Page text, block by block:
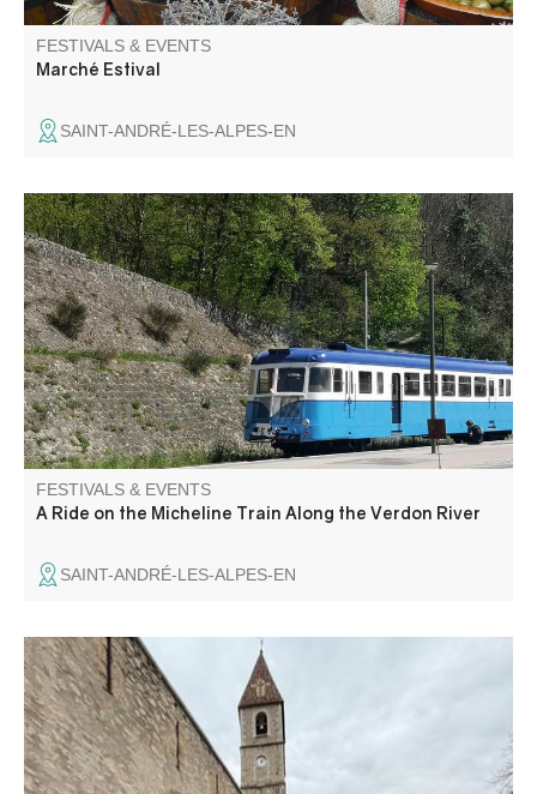
FESTIVALS & EVENTS
Marché Estival
SAINT-ANDRÉ-LES-ALPES-EN
Aboard a 1936 railcar, relive the atmosphere of the
“Michelines”! Upon your arrival in Thorame, local
organizations invite you to visit the Chapel of Notre-Dame
de la Fleur and, in the afternoon, watch a lavender
distillation demonstration.
FESTIVALS & EVENTS
A Ride on the Micheline Train Along the Verdon River
SAINT-ANDRÉ-LES-ALPES-EN
Take advantage of the ski fair and winter braderie for
bargains on clearance equipment, new and used, clothing
and footwear.